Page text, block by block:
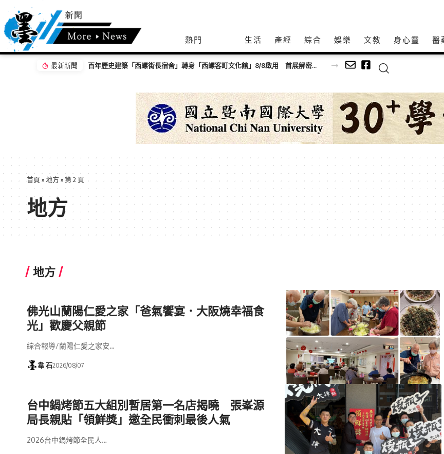
熱門 生活 產經 綜合 娛樂 文教 身心𩆜 醫
最新新聞 百年歷史建築「西螺街長宿舍」轉身「西螺客町文化館」8/8啟用 首展解密日治至今政治變遷史
首頁 »地方»第 2 頁
地方
地方
佛光山蘭陽仁愛之家「爸氣饗宴．大阪燒幸福食
光」歡慶父親節
綜合報導/蘭陽仁愛之家安…
韋 石2026/08/07
台中鍋烤節五大組別暫居第一名店揭曉 張峯源
局長親貼「領鮮獎」邀全民衝刺最後人氣
2026台中鍋烤節全民人…